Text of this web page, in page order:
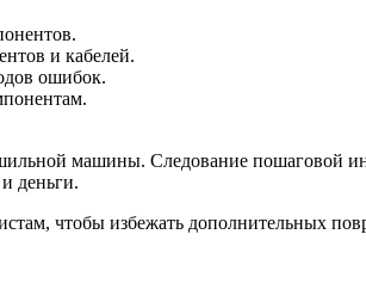
и кабелей.
ошибок.
машины. Следование пошаговой
деньги.
чтобы избежать дополнительных